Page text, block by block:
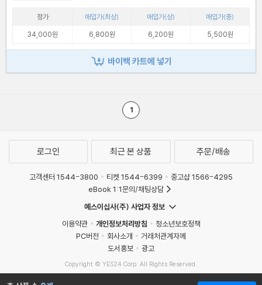
정가 매입가(최상) 매입가(상)
매입가(중)
34,000원
6,800원 6,200원 5,500원
바이백 카트에 넣기
1
로그인 최근 본 상품 주문/배송
고객센터 1544-3800 티켓 1544-6399
중고샵 1566-4295
eBook 1:1문의/채팅상담
예스이십사(주) 사업자 정보
이용약관
개인정보처리방침
청소년보호정책
PC버전
회사소개
거래처관계자께
도서홍보
광고
Copyright © YES24 Corp. All Rights Reserved.
MATOM3